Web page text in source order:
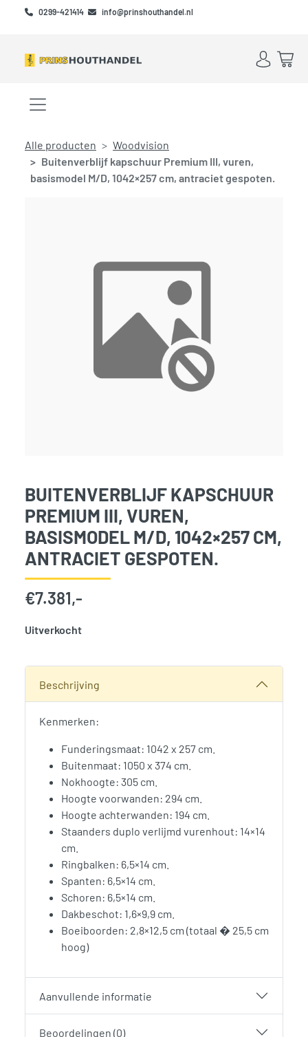
Skip to main content
Skip to footer
0299-421414 info@prinshouthandel.nl
Account
Menu openen/sluiten
Alle producten
Woodvision
Buitenverblijf kapschuur Premium III, vuren,
basismodel M/D, 1042×257 cm, antraciet gespoten.
BUITENVERBLIJF KAPSCHUUR
PREMIUM III, VUREN,
BASISMODEL M/D, 1042×257 CM,
ANTRACIET GESPOTEN.
€7.381,-
Uitverkocht
Beschrijving
Kenmerken:
Funderingsmaat: 1042 x 257 cm.
Buitenmaat: 1050 x 374 cm.
Nokhoogte: 305 cm.
Hoogte voorwanden: 294 cm.
Hoogte achterwanden: 194 cm.
Staanders duplo verlijmd vurenhout: 14×14
cm.
Ringbalken: 6,5×14 cm.
Spanten: 6,5×14 cm.
Schoren: 6,5×14 cm.
Dakbeschot: 1,6×9,9 cm.
Boeiboorden: 2,8×12,5 cm (totaal � 25,5 cm
hoog)
Aanvullende informatie
Beoordelingen (0)